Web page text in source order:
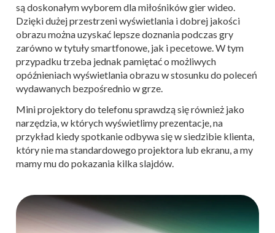
są doskonałym wyborem dla miłośników gier wideo.
Dzięki dużej przestrzeni wyświetlania i dobrej jakości
obrazu można uzyskać lepsze doznania podczas gry
zarówno w tytuły smartfonowe, jak i pecetowe. W tym
przypadku trzeba jednak pamiętać o możliwych
opóźnieniach wyświetlania obrazu w stosunku do poleceń
wydawanych bezpośrednio w grze.
Mini projektory do telefonu sprawdzą się również jako
narzędzia, w których wyświetlimy prezentacje, na
przykład kiedy spotkanie odbywa się w siedzibie klienta,
który nie ma standardowego projektora lub ekranu, a my
mamy mu do pokazania kilka slajdów.